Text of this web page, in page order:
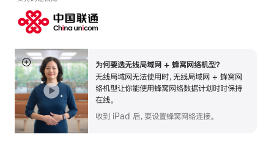
为何要选无线局域网 + 蜂窝网络机型？
无线局域网无法使用时，无线局域网 + 蜂窝网
络机型让你能使用蜂窝网络数据计划时时保持
在线。
收到 iPad 后，要设置蜂窝网络连接。
展
开